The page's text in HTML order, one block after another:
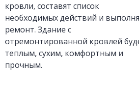
кровли, составят список
необходимых действий и
ремонт. Здание с
отремонтированной кровлей
теплым, сухим, комфортным и
прочным.